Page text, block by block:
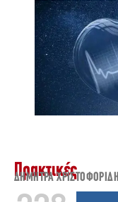
Πρακτικές
ΔΉΜΗΤΡΑ ΧΡΙΣΤΟΦΟΡΊΔΗ